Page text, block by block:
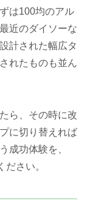
は100均のアル
近のダイソーな
計された幅広タ
れたものも並ん
ら、その時に改
に切り替えれば
成功体験を、
さい。